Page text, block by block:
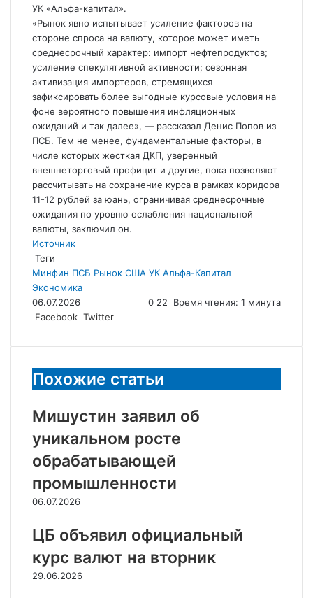
УК «Альфа-капитал».
«Рынок явно испытывает усиление факторов на
стороне спроса на валюту, которое может иметь
среднесрочный характер: импорт нефтепродуктов;
усиление спекулятивной активности; сезонная
активизация импортеров, стремящихся
зафиксировать более выгодные курсовые условия на
фоне вероятного повышения инфляционных
ожиданий и так далее», — рассказал Денис Попов из
ПСБ. Тем не менее, фундаментальные факторы, в
числе которых жесткая ДКП, уверенный
внешнеторговый профицит и другие, пока позволяют
рассчитывать на сохранение курса в рамках коридора
11-12 рублей за юань, ограничивая среднесрочные
ожидания по уровню ослабления национальной
валюты, заключил он.
Источник
Теги
Минфин ПСБ Рынок США УК Альфа-Капитал
Экономика
06.07.2026
0 22
Время чтения: 1 минута
Facebook Twitter
электронную
Похожие статьи
Мишустин заявил об
уникальном росте
обрабатывающей
промышленности
06.07.2026
ЦБ объявил официальный
курс валют на вторник
29.06.2026